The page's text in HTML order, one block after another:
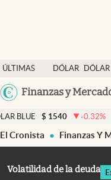
ÚLTIMAS
NOTICIAS
DÓLAR
DÓLAR
Finanzas y
Dólar
Members
Economía y Política
Finanzas y Mercados
-0.32% DÓLAR
El Cronista Finanzas Y
Volatilidad de la deuda